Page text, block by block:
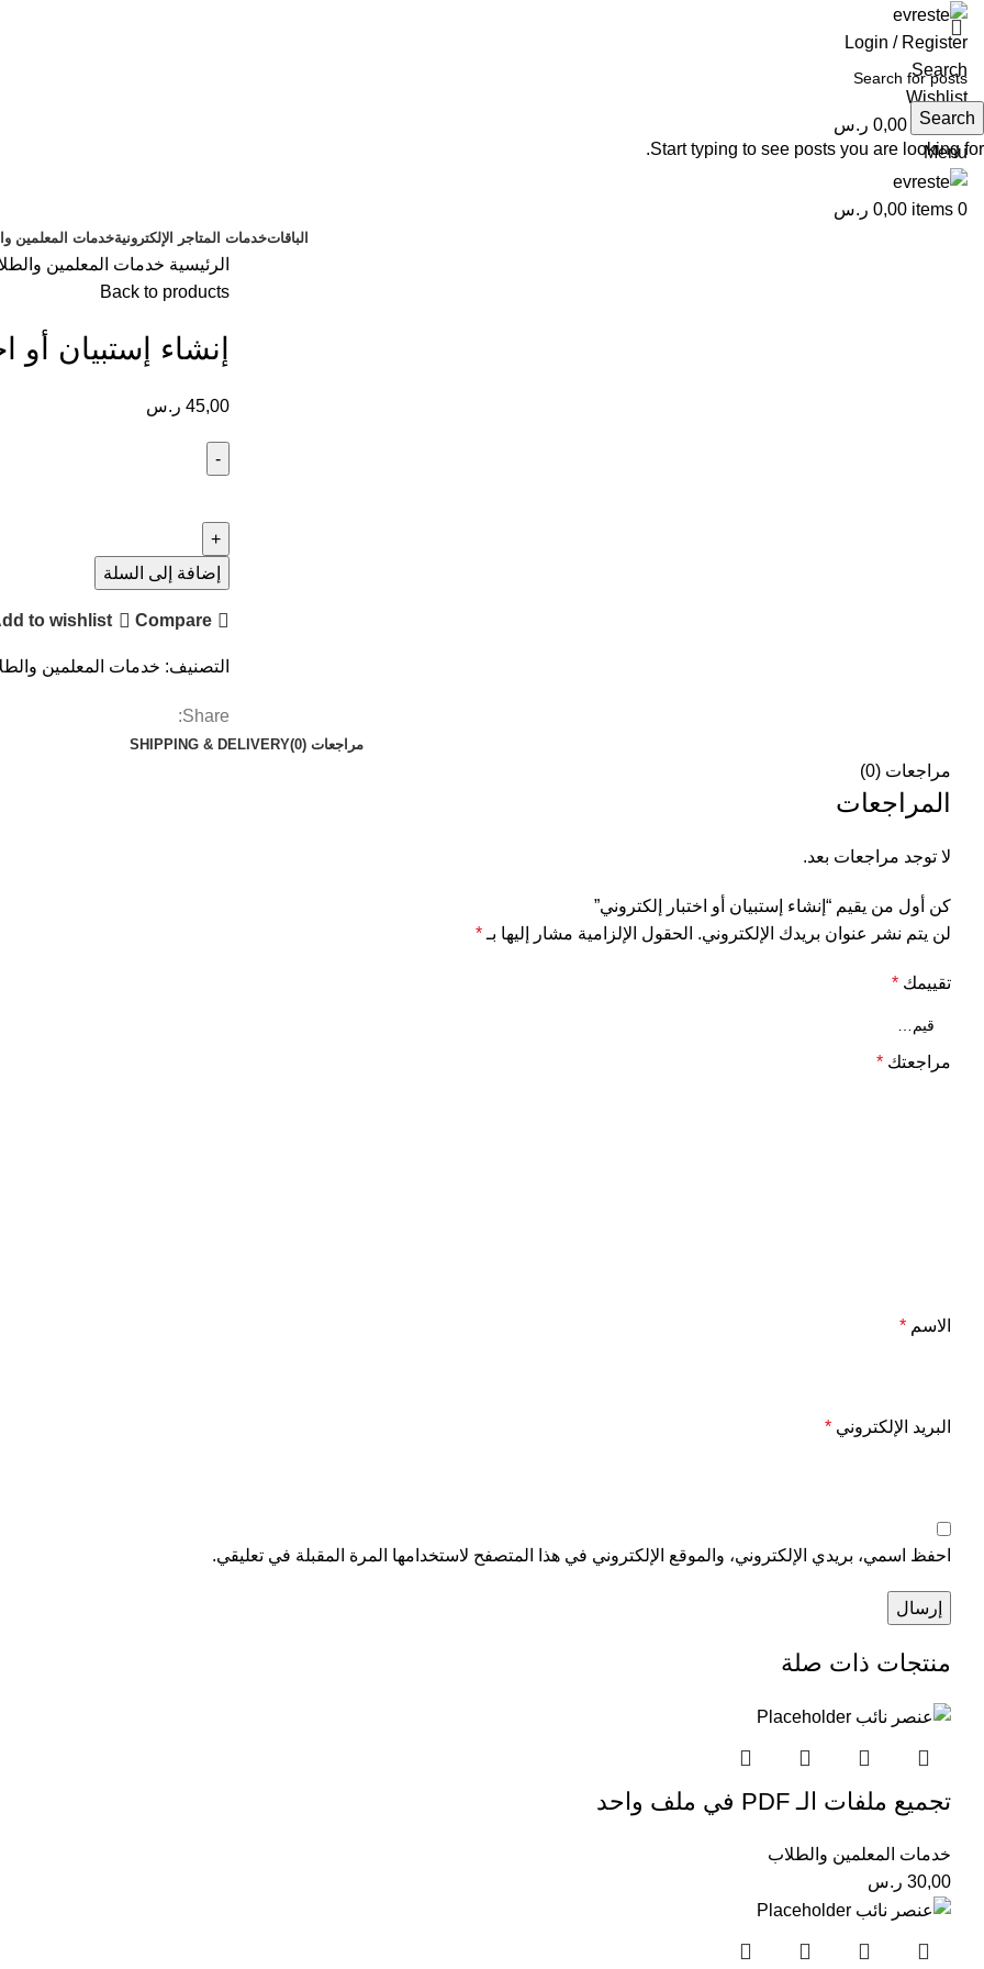
Login / Register
Search
Wishlist
0
items
0,00 ر.س
Menu
0
items
0,00 ر.س
الباقاتخدمات المتاجر الإلكترونيةخدمات المعلمين
الرئيسية خدمات المعلمين
Back to products
إنشاء إستبيان أو
45,00 ر.س
إضافة إلى السلة
Compare
to wishlist
التصنيف: خدمات المعلمين
Share:
مراجعات (0) SHIPPING & DELIVERY
مراجعات (0)
المراجعات
لا توجد مراجعات بعد.
كن أول من يقيم “إنشاء إستبيان أو اختبار إلكتروني”
لن يتم نشر عنوان بريدك الإلكتروني. الحقول الإلزامية مشار إليها بـ *
تقييمك *
مراجعتك *
الاسم *
البريد الإلكتروني *
احفظ اسمي، بريدي الإلكتروني، والموقع الإلكتروني في هذا المتصفح لاستخدامها المرة المقبلة في تعليقي.
منتجات ذات صلة
تجميع ملفات الـ PDF في ملف واحد
خدمات المعلمين والطلاب
30,00 ر.س
Search
Start typing to see posts you are looking for.